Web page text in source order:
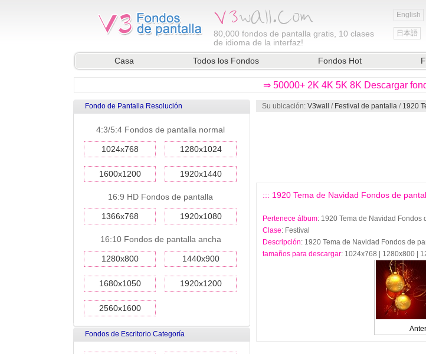
80,000 fondos de pantalla gratis, 10 clases
de idioma de la interfaz!
English
日本語
Casa Todos los Fondos Fondos Hot
⇒ 50000+ 2K 4K 5K 8K Descargar
Fondo de Pantalla Resolución
4:3/5:4 Fondos de pantalla normal
1024x768 1280x1024
1600x1200 1920x1440
16:9 HD Fondos de pantalla
1366x768 1920x1080
16:10 Fondos de pantalla ancha
1280x800 1440x900
1680x1050 1920x1200
2560x1600
Fondos de Escritorio Categoría
Su ubicación: V3wall / Festival de pantalla / 1920
::: 1920 Tema de Navidad Fondos de
Pertenece álbum: 1920 Tema de Navidad
Clase: Festival
Descripción: 1920 Tema de Navidad Fondos de
tamaños para descargar: 1024x768 | 1280x800 |